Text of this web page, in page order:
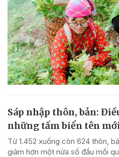
Sáp nhập thôn, bản:
những tấm biển tên
Từ 1.452 xuống còn 624 thôn,
giảm hơn một nửa số đầu mối